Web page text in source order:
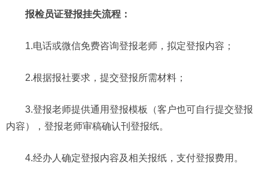
报检员证登报挂失流程：
1.电话或微信免费咨询登报老师，拟定登报内容；
2.根据报社要求，提交登报所需材料；
3.登报老师提供通用登报模板（客户也可自行提交登报
内容），登报老师审稿确认刊登报纸。
4.经办人确定登报内容及相关报纸，支付登报费用。